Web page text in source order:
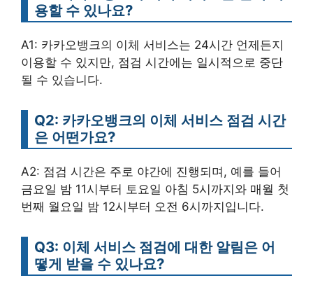
용할 수 있나요?
A1: 카카오뱅크의 이체 서비스는 24시간 언제든지
이용할 수 있지만, 점검 시간에는 일시적으로 중단
될 수 있습니다.
Q2: 카카오뱅크의 이체 서비스 점검 시간
은 어떤가요?
A2: 점검 시간은 주로 야간에 진행되며, 예를 들어
금요일 밤 11시부터 토요일 아침 5시까지와 매월 첫
번째 월요일 밤 12시부터 오전 6시까지입니다.
Q3: 이체 서비스 점검에 대한 알림은 어
떻게 받을 수 있나요?